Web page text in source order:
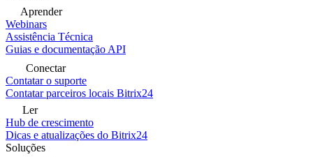
Aprender
Webinars
Assistência Técnica
Guias e documentação API
Conectar
Contatar o suporte
Contatar parceiros locais Bitrix24
Ler
Hub de crescimento
Dicas e atualizações do Bitrix24
Soluções